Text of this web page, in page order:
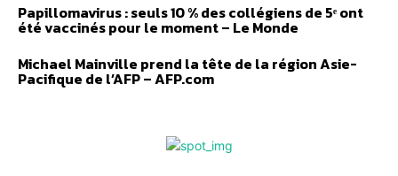
Papillomavirus : seuls 10 % des collégiens de 5ᵉ ont
été vaccinés pour le moment – Le Monde
Michael Mainville prend la tête de la région Asie-
Pacifique de l’AFP – AFP.com